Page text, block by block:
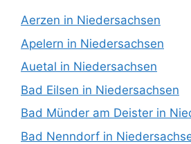
Aerzen in Niedersachsen
Apelern in Niedersachsen
Auetal in Niedersachsen
Bad Eilsen in Niedersachsen
Bad Münder am Deister in
Bad Nenndorf in